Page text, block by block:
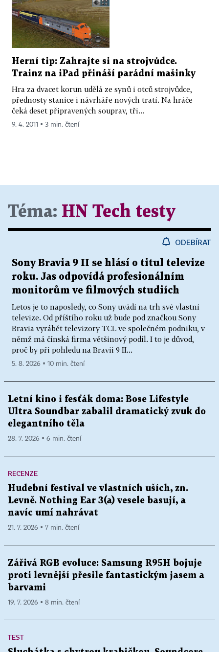
Herní tip: Zahrajte si na strojvůdce.
Trainz na iPad přináší parádní mašinky
Hra za dvacet korun udělá ze synů i otců strojvůdce,
přednosty stanice i návrháře nových tratí. Na hráče
čeká deset připravených souprav, tři...
9. 4. 2011 ▪ 3 min. čtení
Téma: HN Tech testy
ODEBÍRAT
Sony Bravia 9 II se hlásí o titul televize
roku. Jas odpovídá profesionálním
monitorům ve filmových studiích
Letos je to naposledy, co Sony uvádí na trh své vlastní
televize. Od příštího roku už bude pod značkou Sony
Bravia vyrábět televizory TCL ve společném podniku, v
němž má čínská firma většinový podíl. I to je důvod,
proč by při pohledu na Bravii 9 II...
5. 8. 2026 ▪ 10 min. čtení
Letní kino i fesťák doma: Bose Lifestyle
Ultra Soundbar zabalil dramatický zvuk do
elegantního těla
28. 7. 2026 ▪ 6 min. čtení
RECENZE
Hudební festival ve vlastních uších, zn.
Levně. Nothing Ear 3(a) vesele basují, a
navíc umí nahrávat
21. 7. 2026 ▪ 7 min. čtení
Zářivá RGB evoluce: Samsung R95H bojuje
proti levnější přesile fantastickým jasem a
barvami
19. 7. 2026 ▪ 8 min. čtení
TEST